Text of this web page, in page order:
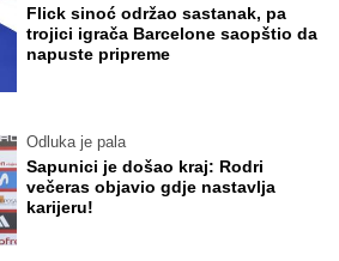
Flick sinoć održao sastanak, pa
trojici igrača Barcelone saopštio da
napuste pripreme
Odluka je pala
Sapunici je došao kraj: Rodri
večeras objavio gdje nastavlja
karijeru!